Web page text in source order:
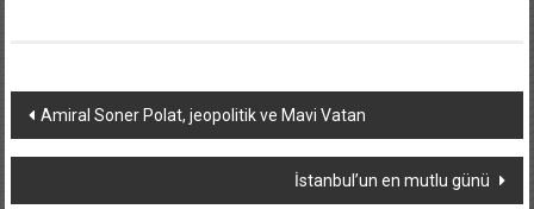
Yazı
dolaşımı
Amiral Soner Polat, jeopolitik ve Mavi Vatan
İstanbul’un en mutlu günü